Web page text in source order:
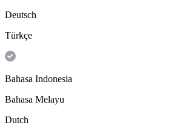
Deutsch
Türkçe
Bahasa Indonesia
Bahasa Melayu
Dutch